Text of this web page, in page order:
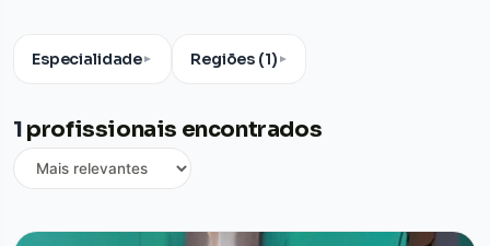
Especialidade▼ Regiões (1)▼
1 profissionais encontrados